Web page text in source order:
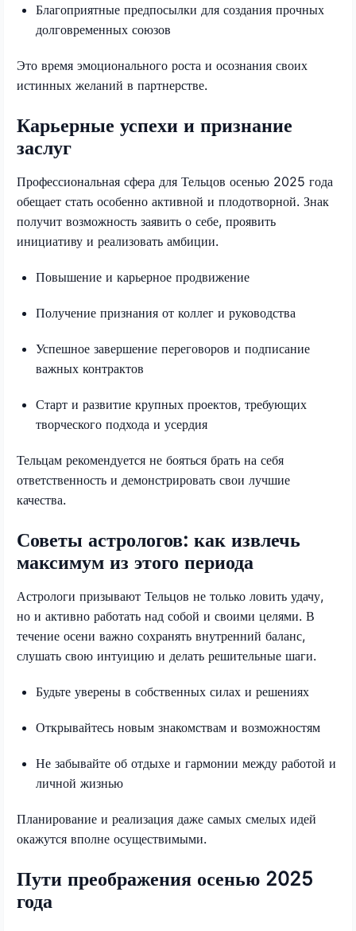
Благоприятные предпосылки для создания прочных
долговременных союзов
Это время эмоционального роста и осознания своих
истинных желаний в партнерстве.
Карьерные успехи и признание
заслуг
Профессиональная сфера для Тельцов осенью 2025 года
обещает стать особенно активной и плодотворной. Знак
получит возможность заявить о себе, проявить
инициативу и реализовать амбиции.
Повышение и карьерное продвижение
Получение признания от коллег и руководства
Успешное завершение переговоров и подписание
важных контрактов
Старт и развитие крупных проектов, требующих
творческого подхода и усердия
Тельцам рекомендуется не бояться брать на себя
ответственность и демонстрировать свои лучшие
качества.
Советы астрологов: как извлечь
максимум из этого периода
Астрологи призывают Тельцов не только ловить удачу,
но и активно работать над собой и своими целями. В
течение осени важно сохранять внутренний баланс,
слушать свою интуицию и делать решительные шаги.
Будьте уверены в собственных силах и решениях
Открывайтесь новым знакомствам и возможностям
Не забывайте об отдыхе и гармонии между работой и
личной жизнью
Планирование и реализация даже самых смелых идей
окажутся вполне осуществимыми.
Пути преображения осенью 2025
года